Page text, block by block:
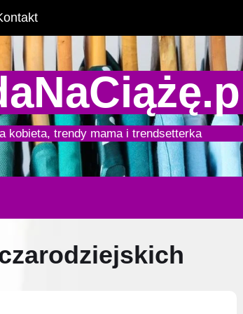
kobieta, trendy mama i trendsetterka